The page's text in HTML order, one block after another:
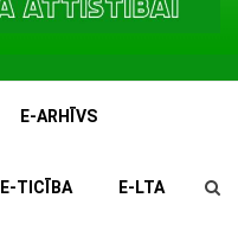
E-ARHĪVS
E-TICĪBA E-LTA